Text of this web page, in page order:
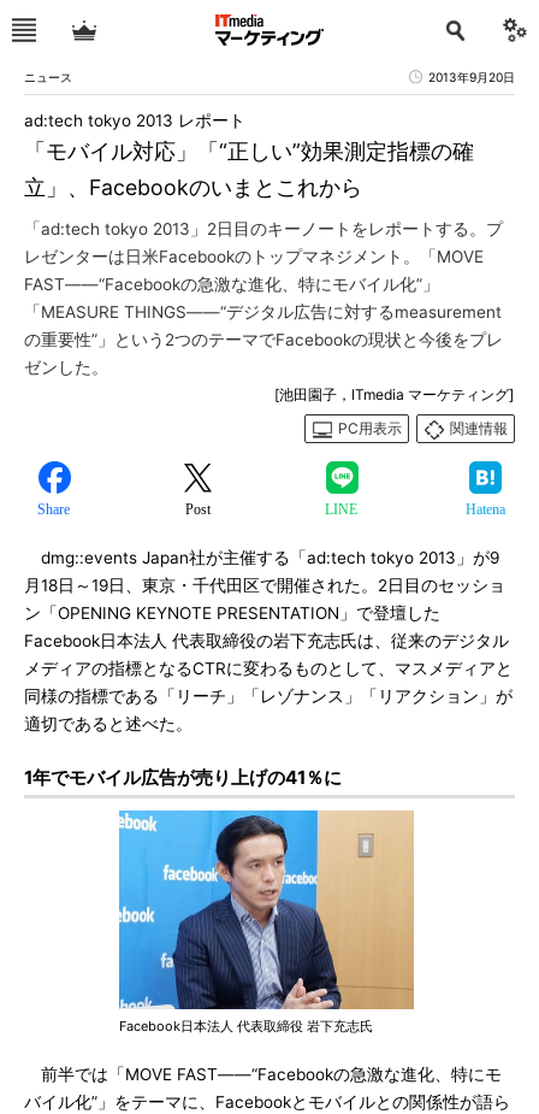
ニュース 2013年9月20日
「モバイル対応」「“正しい”効果測定指標の確
立」、Facebookのいまとこれから
ad:tech tokyo 2013 レポート
「ad:tech tokyo 2013」2日目のキーノートをレポートする。プ
レゼンターは日米Facebookのトップマネジメント。「MOVE
FAST――“Facebookの急激な進化、特にモバイル化”」
「MEASURE THINGS――“デジタル広告に対するmeasurement
の重要性”」という2つのテーマでFacebookの現状と今後をプレ
ゼンした。
[池田園子，ITmedia マーケティング]
PC用表示
関連情報
Share Post LINE Hatena
dmg::events Japan社が主催する「ad:tech tokyo 2013」が9
月18日～19日、東京・千代田区で開催された。2日目のセッショ
ン「OPENING KEYNOTE PRESENTATION」で登壇した
Facebook日本法人 代表取締役の岩下充志氏は、従来のデジタル
メディアの指標となるCTRに変わるものとして、マスメディアと
同様の指標である「リーチ」「レゾナンス」「リアクション」が
適切であると述べた。
1年でモバイル広告が売り上げの41％に
Facebook日本法人 代表取締役 岩下充志氏
前半では「MOVE FAST――“Facebookの急激な進化、特にモ
バイル化”」をテーマに、Facebookとモバイルとの関係性が語ら